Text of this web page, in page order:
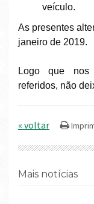
veículo.
As presentes
janeiro de 2019.
Logo que nos
referidos, não
« voltar
Mais notícias